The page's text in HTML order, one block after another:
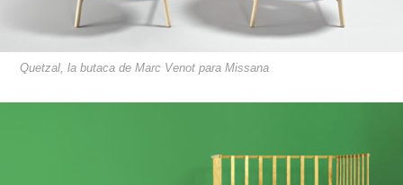
Quetzal, la butaca de Marc Venot para Missana